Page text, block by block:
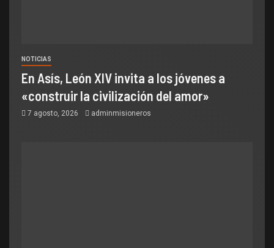
NOTICIAS
En Asís, León XIV invita a los jóvenes a
«construir la civilización del amor»
7 agosto, 2026 adminmisioneros